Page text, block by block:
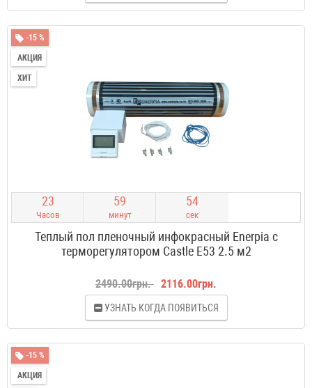
-15 %
АКЦИЯ
ХИТ
23
Часов
59
минут
53
сек
Теплый пол пленочный инфокрасный Enerpia с
терморегулятором Castle E53 2.5 м2
2490.00грн. 2116.00грн.
УЗНАТЬ КОГДА ПОЯВИТЬСЯ
-15 %
АКЦИЯ